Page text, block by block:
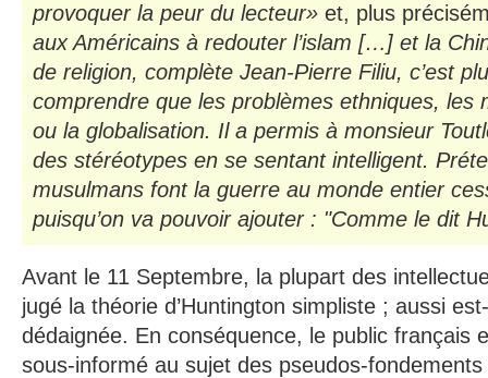
provoquer la peur du lecteur» et, plus
aux Américains à redouter l’islam […] et la
de religion, complète Jean-Pierre Filiu, c’est
comprendre que les problèmes ethniques, les
ou la globalisation. Il a permis à monsieur
des stéréotypes en se sentant intelligent.
musulmans font la guerre au monde entier
puisqu’on va pouvoir ajouter : "Comme le dit
Avant le 11 Septembre, la plupart des
jugé la théorie d’Huntington simpliste ; aussi
dédaignée. En conséquence, le public français
sous-informé au sujet des pseudos-